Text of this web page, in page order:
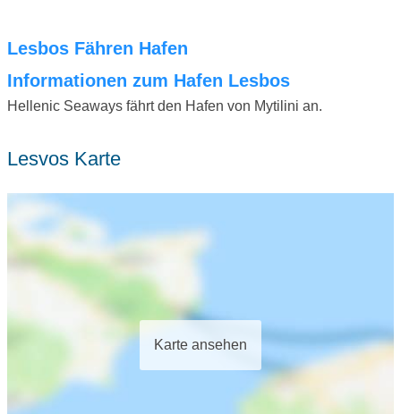
Lesbos Fähren Hafen
Informationen zum Hafen Lesbos
Hellenic Seaways fährt den Hafen von Mytilini an.
Lesvos Karte
Karte ansehen